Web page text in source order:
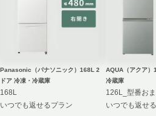
Panasonic（パナソニック）168L 2
ドア 冷凍・冷蔵庫
168L
いつでも返せるプラン
AQUA（アクア
冷蔵庫
126L_型番お
いつでも返せ